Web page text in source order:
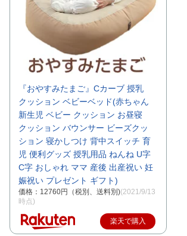
『おやすみたまご』Cカーブ 授乳
クッション ベビーベッド(赤ちゃん
新生児 ベビー クッション お昼寝
クッション バウンサー ビーズクッ
ション 寝かしつけ 背中スイッチ 育
児 便利グッズ 授乳用品 ねんね U字
C字 おしゃれ ママ 産後 出産祝い 妊
娠祝い プレゼント ギフト)
価格：12760円（税別、送料別)(2021/9/13
時点)
楽天で購入